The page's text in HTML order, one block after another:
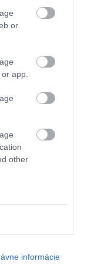
or
app.
other
informácie